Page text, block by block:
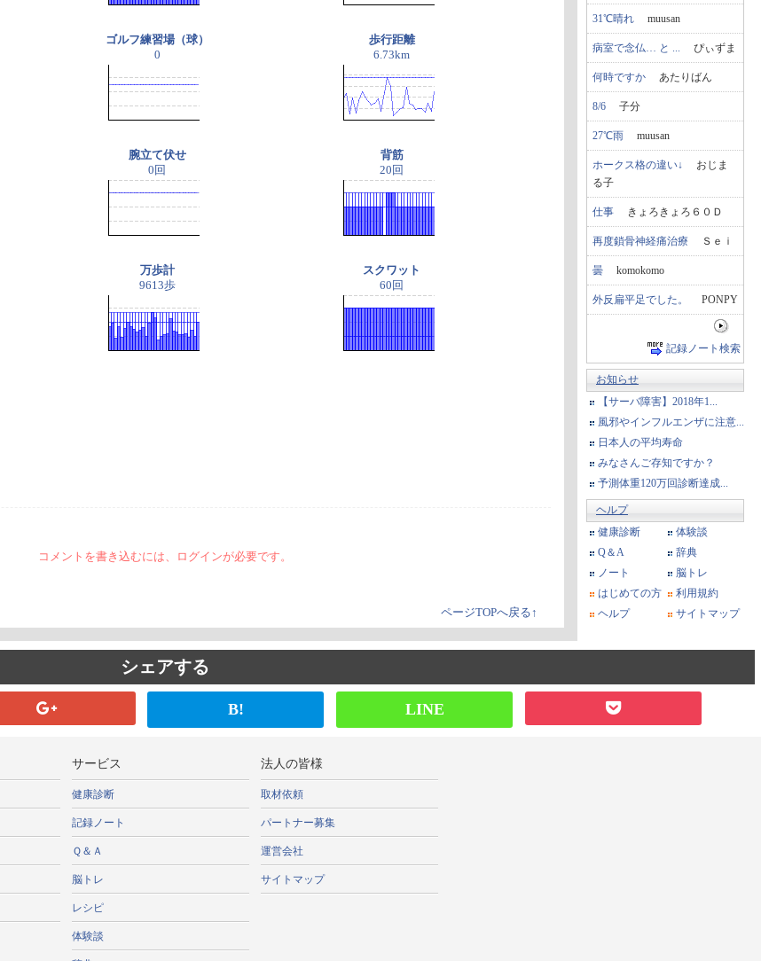
ゴルフ練習場（球）
0
歩行距離
6.73km
腕立て伏せ
0回
背筋
20回
万歩計
9613歩
スクワット
60回
コメントを書き込むには、ログインが必要です。
ページTOPへ戻る↑
31℃晴れ muusan
病室で念仏… と ... ぴぃずま
何時ですか あたりばん
8/6 子分
27℃雨 muusan
ホークス格の違い↓ おじま
る子
仕事 きょろきょろ６０Ｄ
再度鎖骨神経痛治療 Ｓｅｉ
曇 komokomo
外反扁平足でした。 PONPY
記録ノート検索
お知らせ
【サーバ障害】2018年1...
風邪やインフルエンザに注意...
日本人の平均寿命
みなさんご存知ですか？
予測体重120万回診断達成...
ヘルプ
健康診断
体験談
Q＆A
辞典
ノート
脳トレ
はじめての方
利用規約
ヘルプ
サイトマップ
シェアする
B! LINE
サービス
健康診断
記録ノート
Ｑ＆Ａ
脳トレ
レシピ
体験談
法人の皆様
取材依頼
パートナー募集
運営会社
サイトマップ